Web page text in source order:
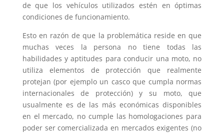
de que los vehículos utilizados estén en óptimas
condiciones de funcionamiento.
Esto en razón de que la problemática reside en que
muchas veces la persona no tiene todas las
habilidades y aptitudes para conducir una moto, no
utiliza elementos de protección que realmente
protejan (por ejemplo un casco que cumpla normas
internacionales de protección) y su moto, que
usualmente es de las más económicas disponibles
en el mercado, no cumple las homologaciones para
poder ser comercializada en mercados exigentes (no